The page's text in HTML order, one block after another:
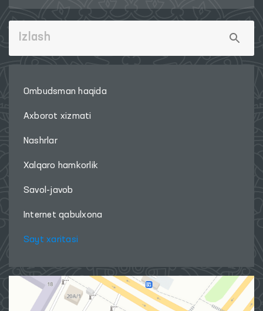
Ombudsman haqida
Axborot xizmati
Nashrlar
Xalqaro hamkorlik
Savol-javob
Internet qabulxona
Sayt xaritasi